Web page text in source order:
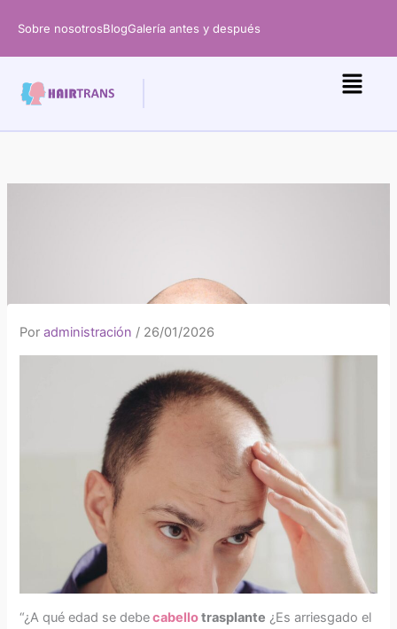
Sobre nosotrosBlogGalería antes y después
Poradministración / 26/01/2026
“¿A qué edad se debecabellotrasplante ¿Es arriesgado el